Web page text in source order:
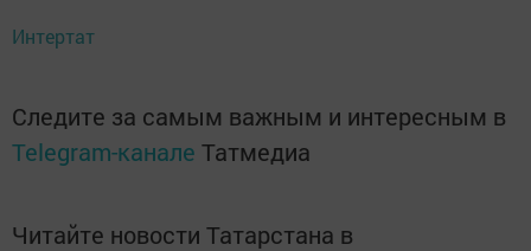
Интертат
Следите за самым важным и интересным в
Telegram-канале Татмедиа
Читайте новости Татарстана в